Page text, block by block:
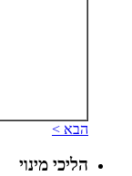
הבא >
הליכי מינוי